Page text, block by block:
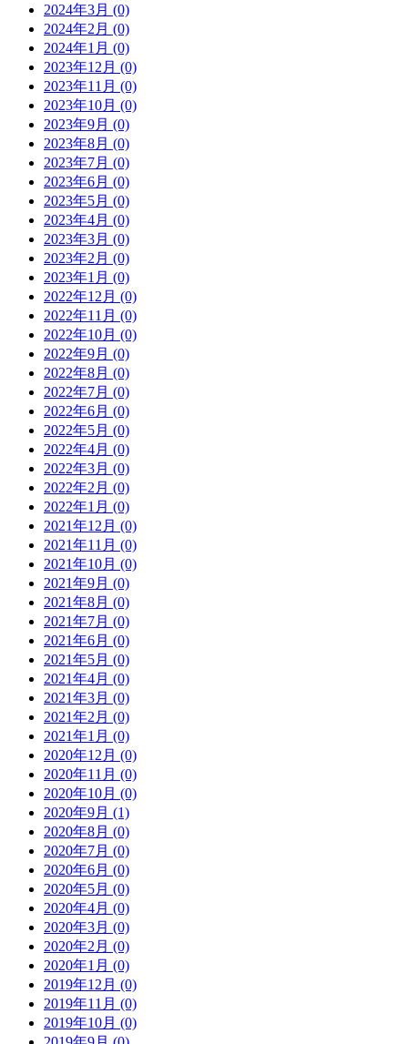
2024年3月 (0)
2024年2月 (0)
2024年1月 (0)
2023年12月 (0)
2023年11月 (0)
2023年10月 (0)
2023年9月 (0)
2023年8月 (0)
2023年7月 (0)
2023年6月 (0)
2023年5月 (0)
2023年4月 (0)
2023年3月 (0)
2023年2月 (0)
2023年1月 (0)
2022年12月 (0)
2022年11月 (0)
2022年10月 (0)
2022年9月 (0)
2022年8月 (0)
2022年7月 (0)
2022年6月 (0)
2022年5月 (0)
2022年4月 (0)
2022年3月 (0)
2022年2月 (0)
2022年1月 (0)
2021年12月 (0)
2021年11月 (0)
2021年10月 (0)
2021年9月 (0)
2021年8月 (0)
2021年7月 (0)
2021年6月 (0)
2021年5月 (0)
2021年4月 (0)
2021年3月 (0)
2021年2月 (0)
2021年1月 (0)
2020年12月 (0)
2020年11月 (0)
2020年10月 (0)
2020年9月 (1)
2020年8月 (0)
2020年7月 (0)
2020年6月 (0)
2020年5月 (0)
2020年4月 (0)
2020年3月 (0)
2020年2月 (0)
2020年1月 (0)
2019年12月 (0)
2019年11月 (0)
2019年10月 (0)